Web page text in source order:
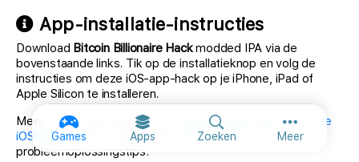
Games Apps Zoeken Meer
Meer opties
App-installatie-instructies
Download Bitcoin Billionaire Hackmodded IPA via de
bovenstaande links. Tik op de installatieknop en volg de
instructies om deze iOS-app-hack op je iPhone, iPad of
Apple Silicon te installeren.
Meer hulp nodig? Bekijk onze
Veelgestelde vragen over de
iOSGods-app
voor uitgebreide antwoorden en
probleemoplossingstips.